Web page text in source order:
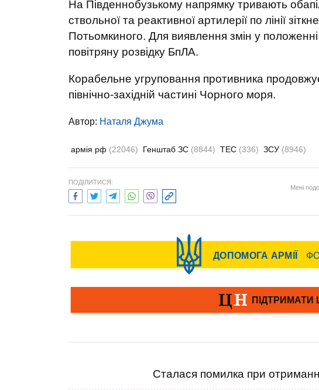
На Південнобузькому напрямку тривають
ствольної та реактивної артилерії по лінії
Потьомкиного. Для виявлення змін у
повітряну розвідку БпЛА.
Корабельне угруповання противника
північно-західній частині Чорного моря.
Автор: Наталя Джума
армія рф (22046) Генштаб ЗС (8844) ТЕС (336) ЗСУ (8946)
ПОДІЛИТИСЯ:
Мені
Сталася помилка при